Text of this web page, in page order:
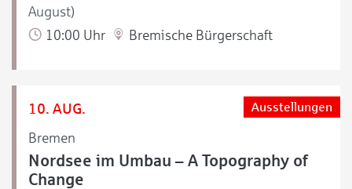
August)
10:00 Uhr
Bremische Bürgerschaft
10. AUG.
Bremen
Ausstellungen
Nordsee im Umbau – A Topography of
Change